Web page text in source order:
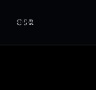
Cursorio